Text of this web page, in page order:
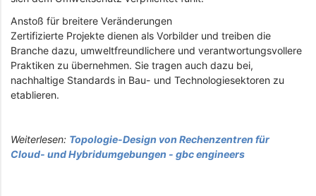
Anstoß für breitere Veränderungen
Zertifizierte Projekte dienen als Vorbilder und treiben die
Branche dazu, umweltfreundlichere und verantwortungsvollere
Praktiken zu übernehmen. Sie tragen auch dazu bei,
nachhaltige Standards in Bau- und Technologiesektoren zu
etablieren.
Weiterlesen: Topologie-Design von Rechenzentren für
Cloud- und Hybridumgebungen - gbc engineers